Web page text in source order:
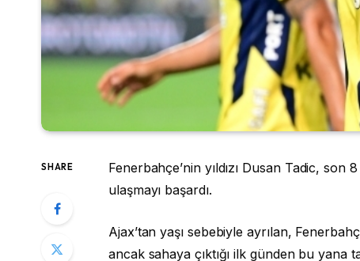
SHARE
Fenerbahçe’nin yıldızı Dusan Tadic,
ulaşmayı başardı.
Ajax’tan yaşı sebebiyle ayrılan,
ancak sahaya çıktığı ilk günden bu yana